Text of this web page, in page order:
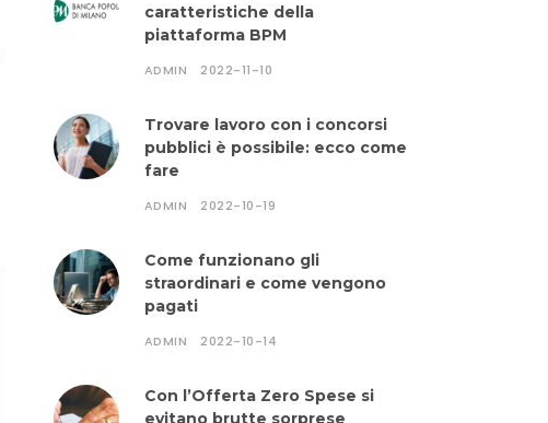
caratteristiche della
piattaforma BPM
ADMIN 2022-11-10
Trovare lavoro con i concorsi
pubblici è possibile: ecco come
fare
ADMIN 2022-10-19
Come funzionano gli
straordinari e come vengono
pagati
ADMIN 2022-10-14
Con l’Offerta Zero Spese si
evitano brutte sorprese